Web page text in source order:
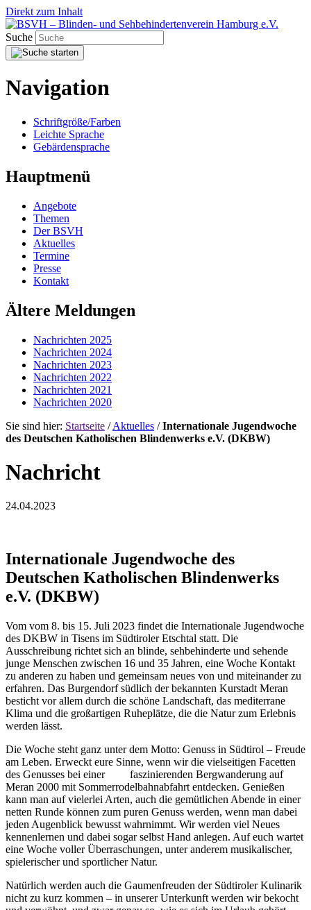
Direkt zum Inhalt
Suche
Navigation
Schriftgröße/Farben
Leichte Sprache
Gebärdensprache
Hauptmenü
Angebote
Themen
Der BSVH
Aktuelles
Termine
Presse
Kontakt
Ältere Meldungen
Nachrichten 2025
Nachrichten 2024
Nachrichten 2023
Nachrichten 2022
Nachrichten 2021
Nachrichten 2020
Sie sind hier: Startseite /Aktuelles /Internationale Jugendwoche
des Deutschen Katholischen Blindenwerks e.V. (DKBW)
Nachricht
24.04.2023
Internationale Jugendwoche des
Deutschen Katholischen Blindenwerks
e.V. (DKBW)
Vom vom 8. bis 15. Juli 2023 findet die Internationale Jugendwoche
des DKBW in Tisens im Südtiroler Etschtal statt. Die
Ausschreibung richtet sich an blinde, sehbehinderte und sehende
junge Menschen zwischen 16 und 35 Jahren, eine Woche Kontakt
zu anderen zu haben und gemeinsam neues von und miteinander zu
erfahren. Das Burgendorf südlich der bekannten Kurstadt Meran
besticht vor allem durch die schöne Landschaft, das mediterrane
Klima und die großartigen Ruheplätze, die die Natur zum Erlebnis
werden lässt.
Die Woche steht ganz unter dem Motto: Genuss in Südtirol – Freude
am Leben. Erweckt eure Sinne, wenn wir die vielseitigen Facetten
des Genusses bei einer faszinierenden Bergwanderung auf
Meran 2000 mit Sommerrodelbahnabfahrt entdecken. Genießen
kann man auf vielerlei Arten, auch die gemütlichen Abende in einer
netten Runde können zum puren Genuss werden, wenn man dabei
jeden Augenblick bewusst wahrnimmt. Wir werden viel Neues
kennenlernen und dabei sogar selbst Hand anlegen. Auf euch wartet
eine Woche voller Überraschungen, unter anderem musikalischer,
spielerischer und sportlicher Natur.
Natürlich werden auch die Gaumenfreuden der Südtiroler Kulinarik
nicht zu kurz kommen – in unserer Unterkunft werden wir bekocht